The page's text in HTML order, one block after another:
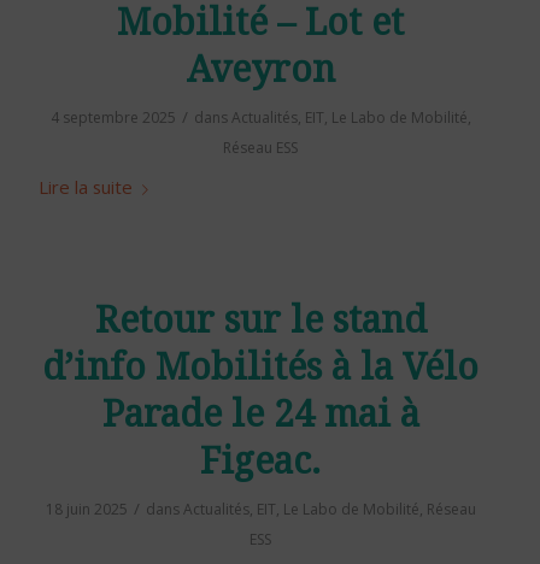
Mobilité – Lot et
Aveyron
4 septembre 2025 / dansActualités, EIT, Le Labo de Mobilité,
Réseau ESS
Lire la suite
Retour sur le stand
d’info Mobilités à la Vélo
Parade le 24 mai à
Figeac.
18 juin 2025 / dansActualités, EIT, Le Labo de Mobilité, Réseau
ESS